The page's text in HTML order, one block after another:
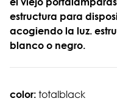
estructura para
acogiendo la luz.
blanco o negro.
color: totalblack